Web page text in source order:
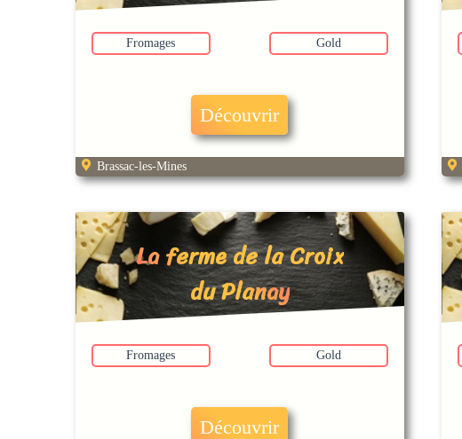
Fromages Gold
Découvrir
Brassac-les-Mines
La ferme de la Croix
du Planay
Fromages Gold
Découvrir